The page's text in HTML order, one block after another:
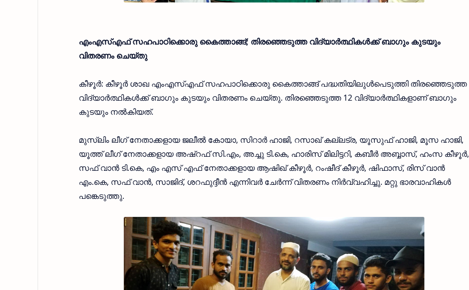
എംഎസ്എഫ് സഹപാഠിക്കൊരു കൈത്താങ്ങ്; തിരഞ്ഞെടുത്ത വിദ്യാര്‍ത്ഥികള്‍ക്ക് ബാഗും കുടയും
വിതരണം ചെയ്തു
കീഴൂര്‍: കീഴൂര്‍ ശാഖ എംഎസ്എഫ് സഹപാഠിക്കൊരു കൈത്താങ്ങ് പദ്ധതിയിലുള്‍പെടുത്തി തിരഞ്ഞെടുത്ത
വിദ്യാര്‍ത്ഥികള്‍ക്ക് ബാഗും കുടയും വിതരണം ചെയ്തു. തിരഞ്ഞെടുത്ത 12 വിദ്യാര്‍ത്ഥികളാണ് ബാഗും
കുടയും നല്‍കിയത്.
മുസ്ലിം ലീഗ് നേതാക്കളായ ജലീല്‍ കോയാ, സിറാര്‍ ഹാജി, റസാഖ് കല്ലട്ര, യൂസുഫ് ഹാജി, മൂസ ഹാജി,
യൂത്ത് ലീഗ് നേതാക്കളായ അഷ്‌റഫ് സി.എം, അച്ചു ടി.കെ, ഹാരിസ് മിലിട്ടറി, കബീര്‍ അബ്ബാസ്, ഹംസ കീഴൂര്‍,
സഫ് വാന്‍ ടി.കെ, എം എസ് എഫ് നേതാക്കളായ ആഷിഖ് കീഴൂര്‍, റംഷീദ് കീഴൂര്‍, ഷിഫാസ്, രിസ് വാന്‍
എം.കെ, സഫ് വാന്‍, സാജിദ്, ശറഫുദ്ദീന്‍ എന്നിവര്‍ ചേര്‍ന്ന് വിതരണം നിര്‍വ്വഹിച്ചു. മറ്റു ഭാരവാഹികള്‍
പങ്കെടുത്തു.